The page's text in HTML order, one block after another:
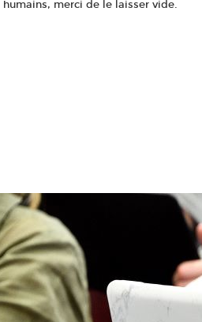
merci de le laisser vide.